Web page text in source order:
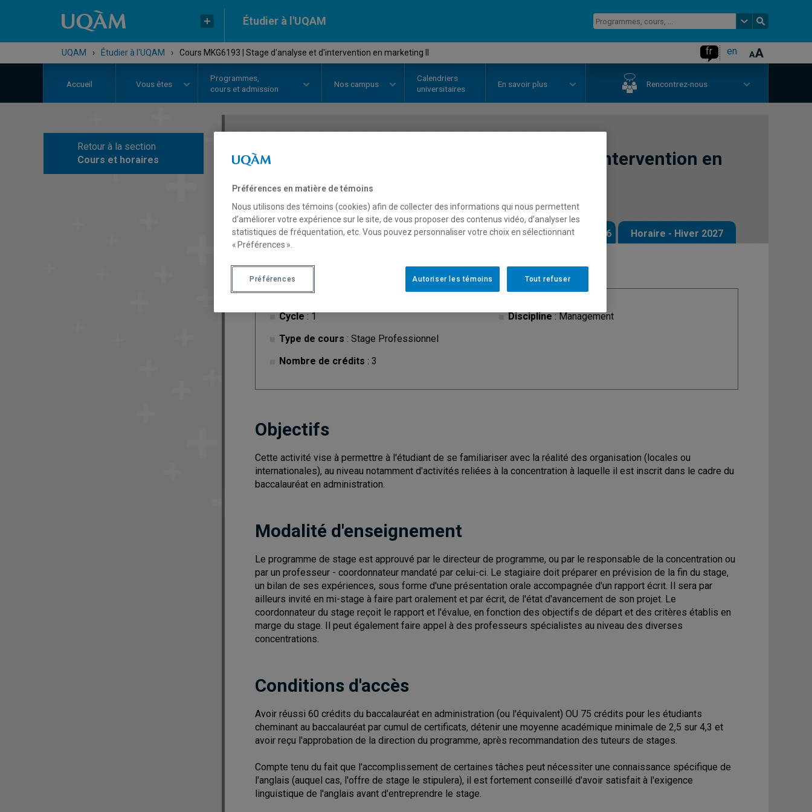
Étudier à l'UQAM
UQAM › Étudier à l'UQAM › Cours MKG6193 | Stage d'analyse et d'intervention en marketing II fr en
Accueil Vous êtes
Programmes,
cours et admission
Nos campus
Calendriers
universitaires
En savoir plus Rencontrez-nous
Retour à la section
Cours et horaires
COURS
Stage d'analyse et d'intervention en
marketing II
Description Horaire - Été 2026 Horaire - Automne 2026 Horaire - Hiver 2027
Cycle: 1
Type de cours : Stage Professionnel
Nombre de crédits : 3
Discipline: Management
Objectifs
Cette activité vise à permettre à l'étudiant de se familiariser avec la réalité des organisation (locales ou
internationales), au niveau notamment d'activités reliées à la concentration à laquelle il est inscrit dans le cadre du
baccalauréat en administration.
Modalité d'enseignement
Le programme de stage est approuvé par le directeur de programme, ou par le responsable de la concentration ou
par un professeur - coordonnateur mandaté par celui-ci. Le stagiaire doit préparer en prévision de la fin du stage,
un bilan de ses expériences, sous forme d'une présentation orale accompagnée d'un rapport écrit. Il sera par
ailleurs invité en mi-stage à faire part oralement et par écrit, de l'état d'avancement de son projet. Le
coordonnateur du stage reçoit le rapport et l'évalue, en fonction des objectifs de départ et des critères établis en
marge du stage. Il peut également faire appel à des professeurs spécialistes au niveau des diverses
concentrations.
Conditions d'accès
Avoir réussi 60 crédits du baccalauréat en administration (ou l'équivalent) OU 75 crédits pour les étudiants
cheminant au baccalauréat par cumul de certificats, détenir une moyenne académique minimale de 2,5 sur 4,3 et
avoir reçu l'approbation de la direction du programme, après recommandation des tuteurs de stages.
Compte tenu du fait que l'accomplissement de certaines tâches peut nécessiter une connaissance spécifique de
l'anglais (auquel cas, l'offre de stage le stipulera), il est fortement conseillé d'avoir satisfait à l'exigence
linguistique de l'anglais avant d'entreprendre le stage.
Préférences en matière de témoins
Nous utilisons des témoins (cookies) afin de collecter des informations qui nous permettent
d’améliorer votre expérience sur le site, de vous proposer des contenus vidéo, d’analyser les
statistiques de fréquentation, etc. Vous pouvez personnaliser votre choix en sélectionnant
« Préférences ».
Tout refuser
Autoriser les témoins
Préférences